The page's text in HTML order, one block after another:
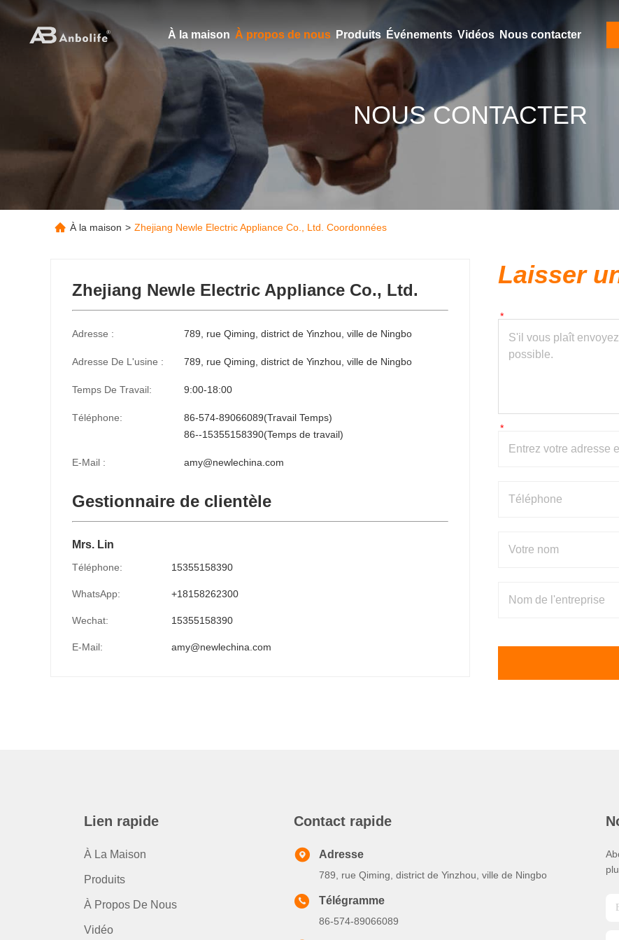
À la maison À propos de nous Produits Événements Vidéos Nous contacter
NOUS CONTACTER
À la maison > Zhejiang Newle Electric Appliance Co., Ltd. Coordonnées
Zhejiang Newle Electric Appliance Co., Ltd.
Adresse : 789, rue Qiming, district de Yinzhou, ville de Ningbo
Adresse De L'usine : 789, rue Qiming, district de Yinzhou, ville de Ningbo
Temps De Travail: 9:00-18:00
Téléphone:
86-574-89066089(Travail Temps)
86--15355158390(Temps de travail)
E-Mail : amy@newlechina.com
Gestionnaire de clientèle
Mrs. Lin
Téléphone: 15355158390
WhatsApp: +18158262300
Wechat: 15355158390
E-Mail: amy@newlechina.com
Laisser
Lien rapide
À La Maison
Produits
À Propos De Nous
Vidéo
Contact rapide
Adresse
789, rue Qiming, district de Yinzhou, ville de Ningbo
Télégramme
86-574-89066089